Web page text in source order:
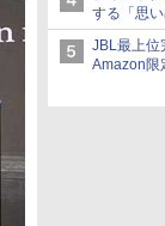
する「思
JBL最上位
Amazon限